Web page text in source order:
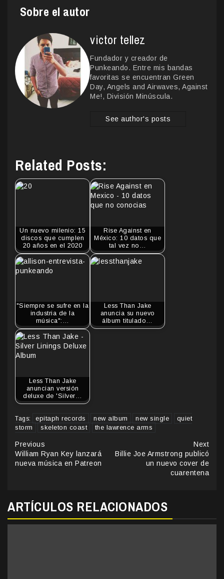
Sobre el autor
victor tellez
Fundador y creador de
Punkeando. Entre mis bandas
favoritas se encuentran Green
Day, Angels and Airwaves, Against
Me!, División Minúscula.
See author's posts
Related Posts:
Un nuevo milenio: 15
discos que cumplen
20 años en el 2020
Rise Against en
México: 10 datos que
tal vez no…
"Siempre se sufre en la
industria de la
música":…
Less Than Jake
anuncia su nuevo
álbum titulado…
Less Than Jake
anuncian versión
deluxe de 'Silver…
Tags: epitaph records new album new single
quiet
storm
skeleton coast the lawrence arms
Continue
Reading
Previous
William Ryan Key lanzará
nueva música en Patreon
Next
Billie Joe Armstrong publicó
un nuevo cover de
cuarentena
ARTÍCULOS RELACIONADOS